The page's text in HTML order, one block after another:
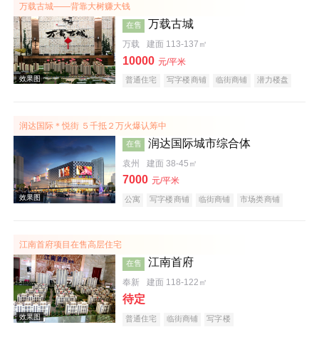
效果图
万载古城——背靠大树赚大钱
在售 万载古城
万载 建面 113-137㎡
10000 元/平米
普通住宅 写字楼商铺 临街商铺 潜力楼盘
润达国际＊悦街 ５千抵２万火爆认筹中
在售 润达国际城市综合体
袁州 建面 38-45㎡
7000 元/平米
公寓 写字楼商铺 临街商铺
市场类商铺
江南首府项目在售高层住宅
在售 江南首府
奉新 建面 118-122㎡
待定
普通住宅 临街商铺 写字楼